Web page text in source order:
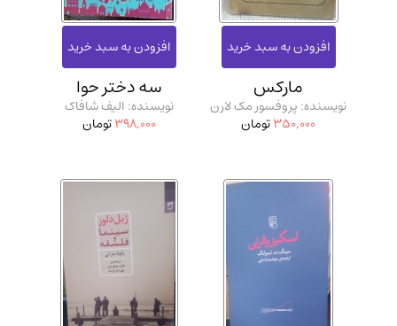
کتاب های متفرقه(102)
کامپیوتر و نرم افزار(13)
آشپزی و خوراکی(25)
سرگرمی و بازی
(116)
رمان و داستان خارجی(489)
حقوقی و قانون
کتاب های مصور رنگی و گلاسه
مارکس
نویسنده: پروفسور مک لارن
350,000تومان
سه دختر حوا
نویسنده: الیف شافاک
398,000تومان